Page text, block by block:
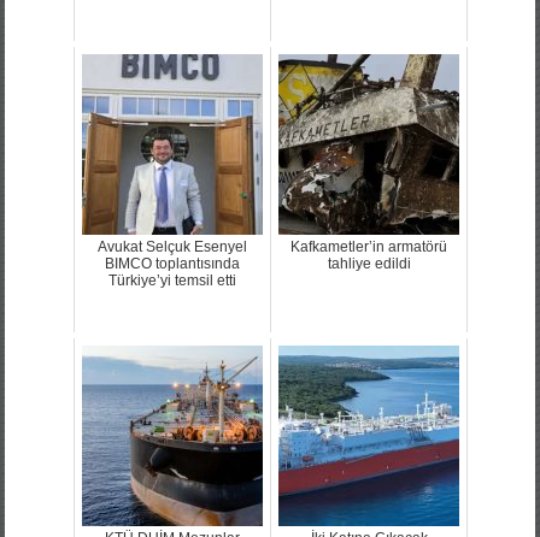
Avukat Selçuk Esenyel
BIMCO toplantısında
Türkiye’yi temsil etti
Kafkametler’in armatörü
tahliye edildi